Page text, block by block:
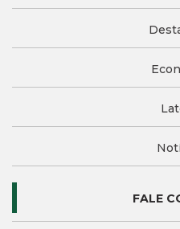
FALE